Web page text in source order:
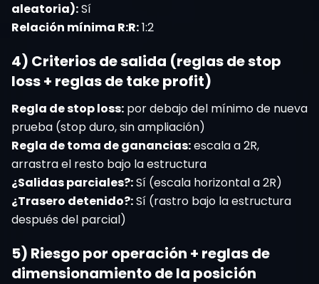
aleatoria):Sí
Relación mínima R:R:1:2
4) Criterios de salida (reglas de stop
loss + reglas de take profit)
Regla de stop loss: por debajo del mínimo de nueva
prueba (stop duro, sin ampliación)
Regla de toma de ganancias:escala a 2R,
arrastra el resto bajo la estructura
¿Salidas parciales?:Sí (escala horizontal a 2R)
¿Trasero detenido?:Sí (rastro bajo la estructura
después del parcial)
5) Riesgo por operación + reglas de
dimensionamiento de la posición